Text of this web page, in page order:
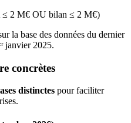
2 M€ OU bilan ≤ 2 M€)
la base des données du dernier
janvier 2025.
concrètes
distinctes pour faciliter